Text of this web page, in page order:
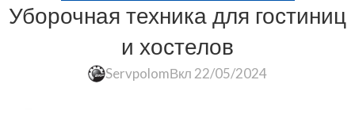
Уборочная техника для гостиниц
и хостелов
ServpolomВкл 22/05/2024